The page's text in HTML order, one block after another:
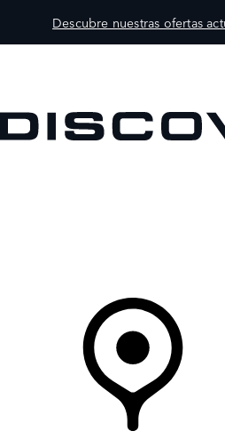
Descubre nuestras ofertas